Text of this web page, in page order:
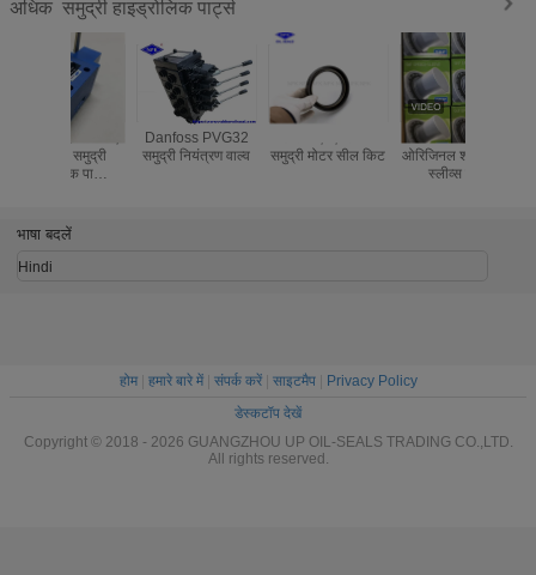
MRH-1500TWH-3
मोटर मरम्मत किट
HMB270 मोटर मरम्मत
मोटर मरम्मत किट
HMB400 मोटर मरम्मत
HMB400 मोटर मरम्मत किट
अधिक समुद्री हाइड्रोलिक पार्ट्स
Danfoss PVG32
समुद्री नियंत्रण वाल्व
स्टारफा एचएमसी200
समुद्री मोटर सील किट
SKF स्पीडी स्लीव
ओरिजिनल शाफ़्ट वियर
भाषा बदलें
Hindi
होम| हमारे बारे में| संपर्क करें| साइटमैप|
Privacy Policy
डेस्कटॉप देखें
Copyright © 2018 - 2026 GUANGZHOU UP OIL-SEALS TRADING CO.,LTD.
All rights reserved.